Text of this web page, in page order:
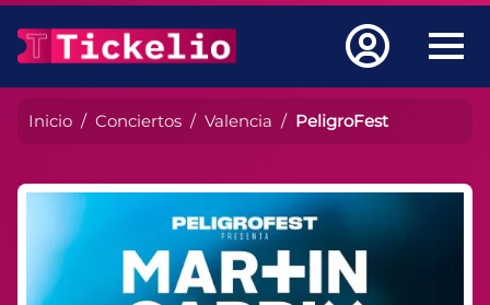
Inicio Conciertos Valencia PeligroFest